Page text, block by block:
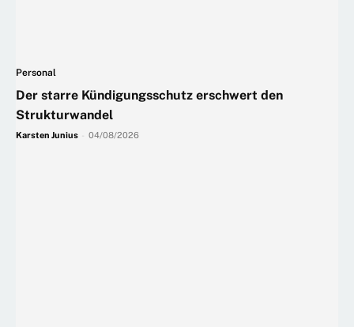
Personal
Der starre Kündigungsschutz erschwert den
Strukturwandel
Karsten Junius 04/08/2026